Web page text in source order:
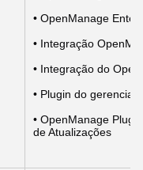
• OpenManage
• Integração
• Integração do
• Plugin do
• OpenManage
de Atualizações